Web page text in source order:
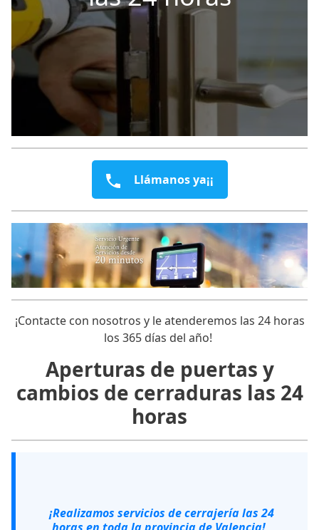
Llámanos ya¡¡
¡Contacte con nosotros y le atenderemos las 24 horas
los 365 días del año!
Aperturas de puertas y
cambios de cerraduras las 24
horas
¡Realizamos servicios de cerrajería las 24